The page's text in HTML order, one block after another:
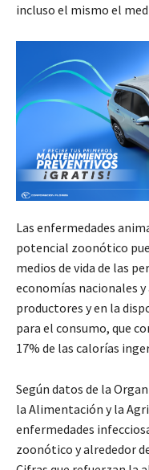
incluso el mismo el
Las enfermedades
potencial zoonótico
medios de vida de las
economías nacionales
productores y en la
para el consumo, que
17% de las calorías
Según datos de la
la Alimentación y la
enfermedades
zoonótico y alrededor